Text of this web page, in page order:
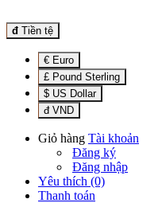
đ Tiền tệ
€ Euro
£ Pound Sterling
$ US Dollar
đ VND
Giỏ hàng Tài khoản
Đăng ký
Đăng nhập
Yêu thích (0)
Thanh toán